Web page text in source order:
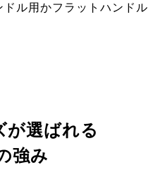
ル用かフラットハンドル
が選ばれる
強み